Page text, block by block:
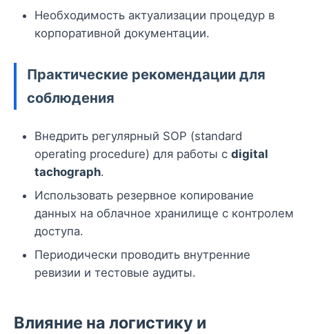
Необходимость актуализации процедур в
корпоративной документации.
Практические рекомендации для
соблюдения
Внедрить регулярный SOP (standard
operating procedure) для работы с digital
tachograph.
Использовать резервное копирование
данных на облачное хранилище с контролем
доступа.
Периодически проводить внутренние
ревизии и тестовые аудиты.
Влияние на логистику и